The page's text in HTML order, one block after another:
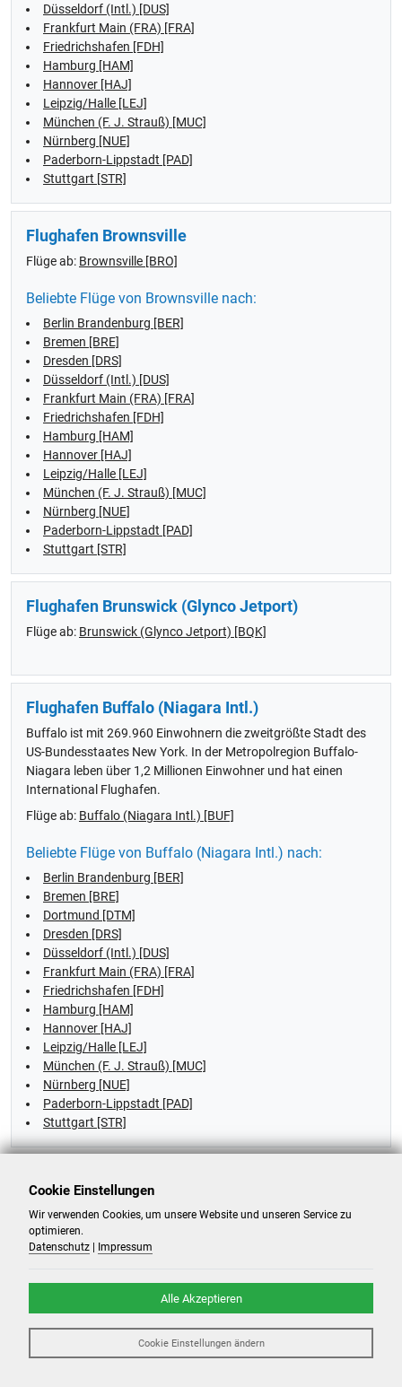
Düsseldorf (Intl.) [DUS]
Frankfurt Main (FRA) [FRA]
Friedrichshafen [FDH]
Hamburg [HAM]
Hannover [HAJ]
Leipzig/Halle [LEJ]
München (F. J. Strauß) [MUC]
Nürnberg [NUE]
Paderborn-Lippstadt [PAD]
Stuttgart [STR]
Flughafen Brownsville
Flüge ab: Brownsville [BRO]
Beliebte Flüge von Brownsville nach:
Berlin Brandenburg [BER]
Bremen [BRE]
Dresden [DRS]
Düsseldorf (Intl.) [DUS]
Frankfurt Main (FRA) [FRA]
Friedrichshafen [FDH]
Hamburg [HAM]
Hannover [HAJ]
Leipzig/Halle [LEJ]
München (F. J. Strauß) [MUC]
Nürnberg [NUE]
Paderborn-Lippstadt [PAD]
Stuttgart [STR]
Flughafen Brunswick (Glynco Jetport)
Flüge ab: Brunswick (Glynco Jetport) [BQK]
Flughafen Buffalo (Niagara Intl.)
Buffalo ist mit 269.960 Einwohnern die zweitgrößte Stadt des
US-Bundesstaates New York. In der Metropolregion Buffalo-
Niagara leben über 1,2 Millionen Einwohner und hat einen
International Flughafen.
Flüge ab: Buffalo (Niagara Intl.) [BUF]
Beliebte Flüge von Buffalo (Niagara Intl.) nach:
Berlin Brandenburg [BER]
Bremen [BRE]
Dortmund [DTM]
Dresden [DRS]
Düsseldorf (Intl.) [DUS]
Frankfurt Main (FRA) [FRA]
Friedrichshafen [FDH]
Hamburg [HAM]
Hannover [HAJ]
Leipzig/Halle [LEJ]
München (F. J. Strauß) [MUC]
Nürnberg [NUE]
Paderborn-Lippstadt [PAD]
Stuttgart [STR]
Intl.)
Flüge ab: Bullhead City (Laughlin/Bullhead Intl.) [IFP]
Flughafen Burbank
Flüge ab:Burbank [BUR]
Beliebte Flüge von Burbank nach:
Cookie Einstellungen
Wir verwenden Cookies, um unsere Website und unseren Service zu
optimieren.
Datenschutz
Impressum
Alle Akzeptieren
Cookie Einstellungen ändern